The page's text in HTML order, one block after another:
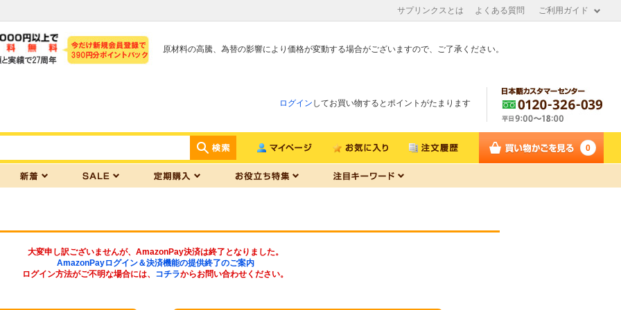
サプリンクスとは よくある質問 ご利用ガイド
原材料の高騰、為替の影響により価格が変動する場合がございますので、ご了承ください。
ログイン してお買い物するとポイントがたまります
0
大変申し訳ございませんが、AmazonPay決済は終了となりました。
AmazonPayログイン＆決済機能の提供終了のご案内
ログイン方法がご不明な場合には、 コチラからお問い合わせください。